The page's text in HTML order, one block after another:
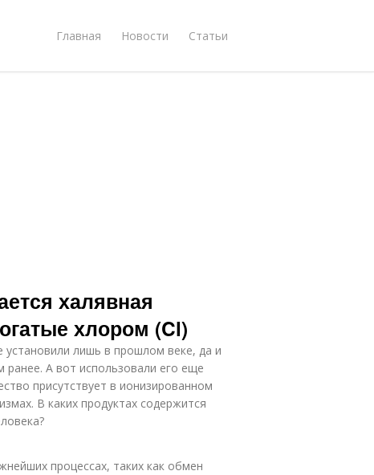
Главная Новости Статьи
халявная
хлором (Cl)
лишь в прошлом веке, да и
ранее. А вот использовали его еще
присутствует в ионизированном
В каких продуктах содержится
процессах, таких как обмен